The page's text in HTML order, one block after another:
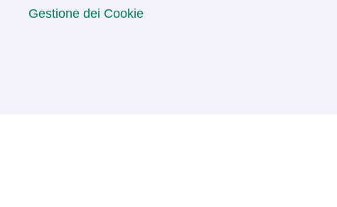
Gestione dei Cookie